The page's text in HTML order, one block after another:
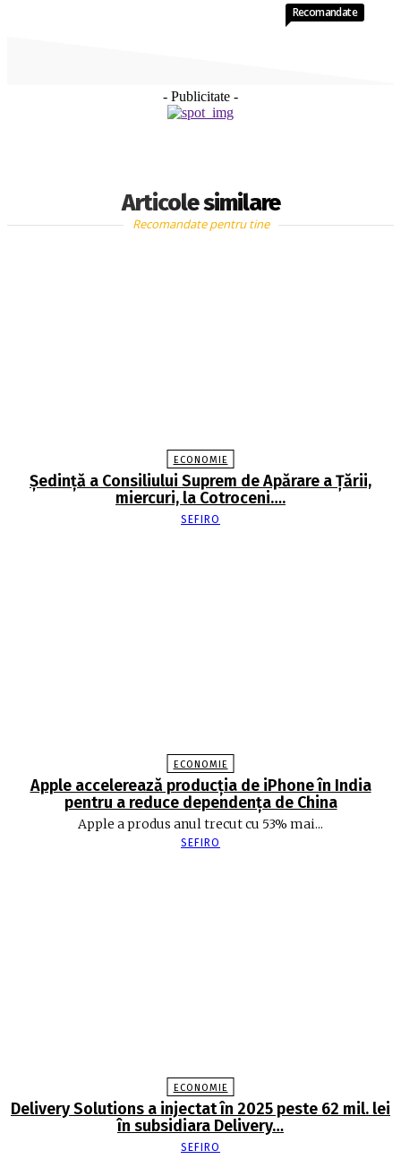
- Publicitate -
Articole similare
Recomandate
Recomandate pentru tine
ECONOMIE
Şedinţă a Consiliului Suprem de Apărare a Ţării,
miercuri, la Cotroceni….
SEFIRO
ECONOMIE
Apple accelerează producția de iPhone în India
pentru a reduce dependența de China
Apple a produs anul trecut cu 53% mai...
SEFIRO
ECONOMIE
Delivery Solutions a injectat în 2025 peste 62 mil. lei
în subsidiara Delivery…
SEFIRO